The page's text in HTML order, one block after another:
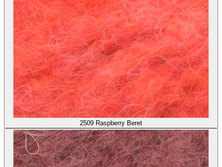
2509 Raspberry Beret